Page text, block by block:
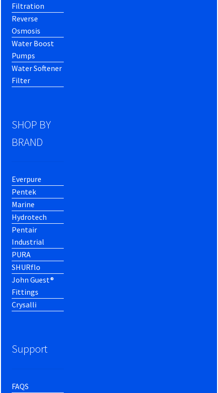
Filtration
Reverse
Osmosis
Water Boost
Pumps
Water Softener
Filter
SHOP BY
BRAND
Everpure
Pentek
Marine
Hydrotech
Pentair
Industrial
PURA
SHURflo
John Guest®
Fittings
Crysalli
Support
FAQS